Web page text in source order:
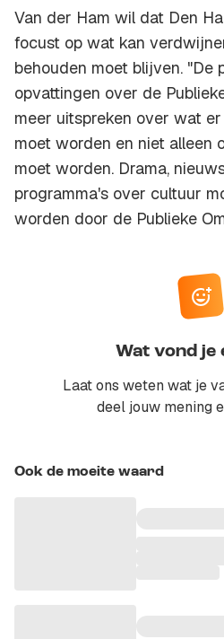
Van der Ham wil dat Den
focust op wat kan
behouden moet blijven. "De
opvattingen over de
meer uitspreken over wat
moet worden en niet alleen
moet worden. Drama,
programma's over cultuur
worden door de Publieke
Wat vond je
Laat ons weten wat je
deel jouw mening
Ook de moeite waard